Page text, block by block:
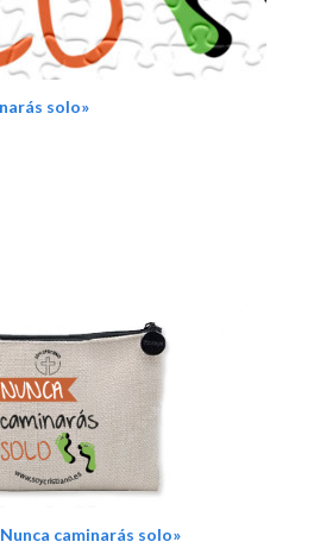
solo»
caminarás solo»